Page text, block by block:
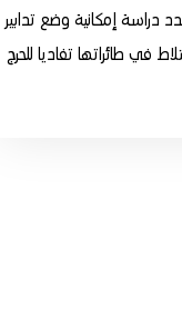
دراسة إمكانية وضع تدابير
في طائراتها تفاديا للحرج